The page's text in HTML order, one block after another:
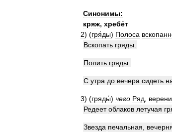
Синонимы:
кряж, хребе́т
2) (гря́ды) Полоса
Вскопать гряды
Полить гряды
С утра до вечера сидеть
3) (гряды́) чего Ряд
Редеет облаков летучая
Звезда печальная